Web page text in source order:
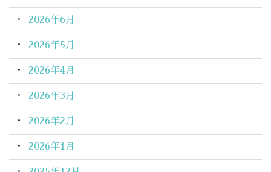
2026年6月
2026年5月
2026年4月
2026年3月
2026年2月
2026年1月